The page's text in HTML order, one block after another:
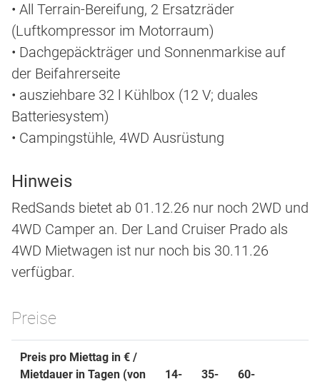
• All Terrain-Bereifung, 2 Ersatzräder
(Luftkompressor im Motorraum)
• Dachgepäckträger und Sonnenmarkise auf
der Beifahrerseite
• ausziehbare 32 l Kühlbox (12 V; duales
Batteriesystem)
• Campingstühle, 4WD Ausrüstung
Hinweis
RedSands bietet ab 01.12.26 nur noch 2WD und
4WD Camper an. Der Land Cruiser Prado als
4WD Mietwagen ist nur noch bis 30.11.26
verfügbar.
Preise
Preis pro Miettag in € /
Mietdauer in Tagen (von
14- 35- 60-